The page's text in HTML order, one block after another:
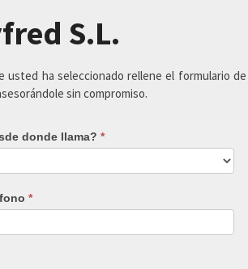
S.L.
usted ha seleccionado rellene el formulario de
sin compromiso.
donde llama? *
*